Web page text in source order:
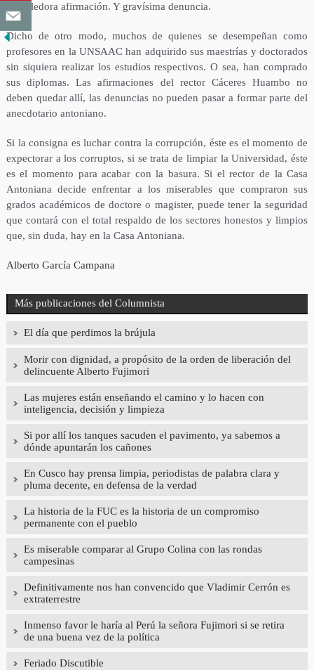
demoledora afirmación. Y gravísima denuncia.
Dicho de otro modo, muchos de quienes se desempeñan como
profesores en la UNSAAC han adquirido sus maestrías y doctorados
sin siquiera realizar los estudios respectivos. O sea, han comprado
sus diplomas. Las afirmaciones del rector Cáceres Huambo no
deben quedar allí, las denuncias no pueden pasar a formar parte del
anecdotario antoniano.
Si la consigna es luchar contra la corrupción, éste es el momento de
expectorar a los corruptos, si se trata de limpiar la Universidad, éste
es el momento para acabar con la basura. Si el rector de la Casa
Antoniana decide enfrentar a los miserables que compraron sus
grados académicos de doctore o magister, puede tener la seguridad
que contará con el total respaldo de los sectores honestos y limpios
que, sin duda, hay en la Casa Antoniana.
Alberto García Campana
Más publicaciones del Columnista
El día que perdimos la brújula
Morir con dignidad, a propósito de la orden de liberación del
delincuente Alberto Fujimori
Las mujeres están enseñando el camino y lo hacen con
inteligencia, decisión y limpieza
Si por allí los tanques sacuden el pavimento, ya sabemos a
dónde apuntarán los cañones
En Cusco hay prensa limpia, periodistas de palabra clara y
pluma decente, en defensa de la verdad
La historia de la FUC es la historia de un compromiso
permanente con el pueblo
Es miserable comparar al Grupo Colina con las rondas
campesinas
Definitivamente nos han convencido que Vladimir Cerrón es
extraterrestre
Inmenso favor le haría al Perú la señora Fujimori si se retira
de una buena vez de la política
Feriado Discutible